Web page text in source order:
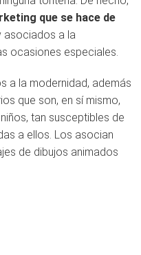
que se hace de
asociados a la
ocasiones especiales.
a la modernidad, además
que son, en sí mismo,
tan susceptibles de
a ellos. Los asocian
de dibujos animados